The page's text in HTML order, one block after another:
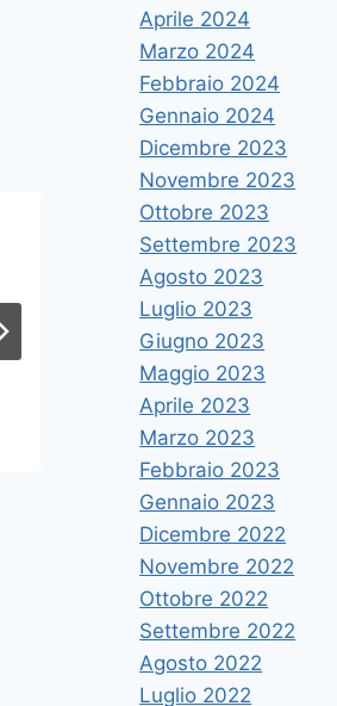
Dottorato di
causa in Fisica al
Chen
Divruggeri 6 Maggio 2014
Aprile 2024
Marzo 2024
Febbraio 2024
Gennaio 2024
Dicembre 2023
Novembre 2023
Ottobre 2023
Settembre 2023
Agosto 2023
Luglio 2023
Giugno 2023
Maggio 2023
Aprile 2023
Marzo 2023
Febbraio 2023
Gennaio 2023
Dicembre 2022
Novembre 2022
Ottobre 2022
Settembre 2022
Agosto 2022
Luglio 2022